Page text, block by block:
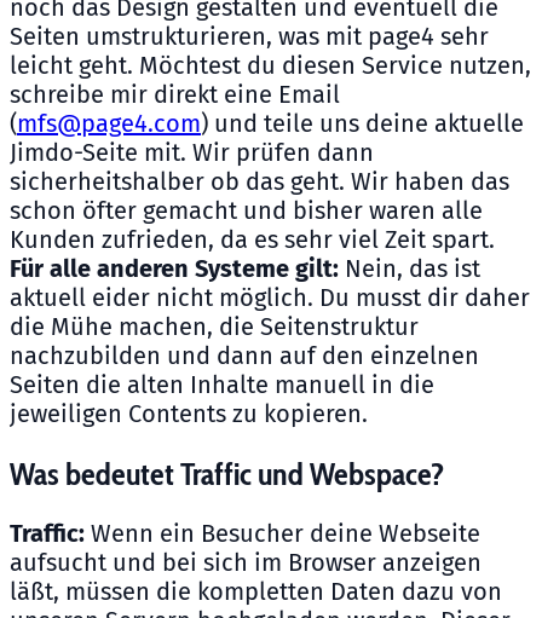
noch das Design gestalten und eventuell die
Seiten umstrukturieren, was mit page4 sehr
leicht geht. Möchtest du diesen Service nutzen,
schreibe mir direkt eine Email
(mfs@page4.com) und teile uns deine aktuelle
Jimdo-Seite mit. Wir prüfen dann
sicherheitshalber ob das geht. Wir haben das
schon öfter gemacht und bisher waren alle
Kunden zufrieden, da es sehr viel Zeit spart.
Für alle anderen Systeme gilt: Nein, das ist
aktuell eider nicht möglich. Du musst dir daher
die Mühe machen, die Seitenstruktur
nachzubilden und dann auf den einzelnen
Seiten die alten Inhalte manuell in die
jeweiligen Contents zu kopieren.
Was bedeutet Traffic und Webspace?
Traffic: Wenn ein Besucher deine Webseite
aufsucht und bei sich im Browser anzeigen
läßt, müssen die kompletten Daten dazu von